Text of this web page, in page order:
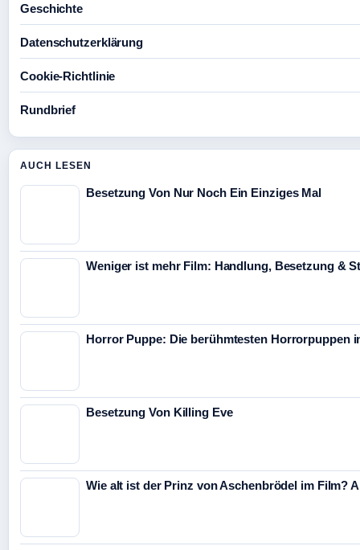
Geschichte
Datenschutzerklärung
Cookie-Richtlinie
Rundbrief
AUCH LESEN
Besetzung Von Nur Noch Ein Einziges Mal
Weniger ist mehr Film: Handlung, Besetzung &
Horror Puppe: Die berühmtesten Horrorpuppen
Besetzung Von Killing Eve
Wie alt ist der Prinz von Aschenbrödel im Film?